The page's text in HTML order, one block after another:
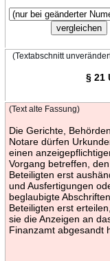
(Textabschnitt
§ 21
(Text alte Fassung)
Die Gerichte,
Notare dürfen
einen
Vorgang betreffen, den
Beteiligten erst
und Ausfertigungen
beglaubigte
Beteiligten erst
sie die Anzeigen an
Finanzamt abgesandt